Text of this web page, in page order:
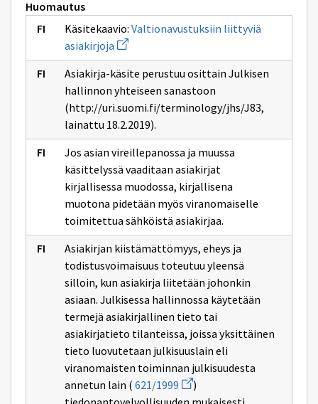
Huomautus
Käsitekaavio: Valtionavustuksiin liittyviä
asiakirjoja Avaa
uuden
ikkunan
sivulle
Valtionavustuksiin
liittyviä
asiakirjoja
Asiakirja-käsite perustuu osittain Julkisen
hallinnon yhteiseen sanastoon
(http://uri.suomi.fi/terminology/jhs/J83,
lainattu 18.2.2019).
Jos asian vireillepanossa ja muussa
käsittelyssä vaaditaan asiakirjat
kirjallisessa muodossa, kirjallisena
muotona pidetään myös viranomaiselle
toimitettua sähköistä asiakirjaa.
Asiakirjan kiistämättömyys, eheys ja
todistusvoimaisuus toteutuu yleensä
silloin, kun asiakirja liitetään johonkin
asiaan. Julkisessa hallinnossa käytetään
termejä asiakirjallinen tieto tai
asiakirjatieto tilanteissa, joissa yksittäinen
tieto luovutetaan julkisuuslain eli
viranomaisten toiminnan julkisuudesta
annetun lain ( 621/1999 Avaa
uuden
)